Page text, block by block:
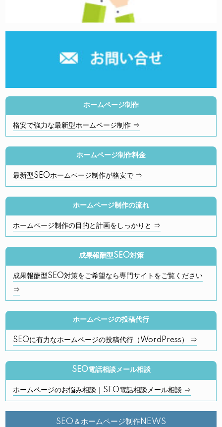
ホームページ制作
格安で強力な最新型ホームページ制作 ⇒
ホームページ制作料金
最新型SEOホームページ制作が格安で ⇒
ホームページ制作の流れ
ホームページ制作の目的と計画をしっかりと ⇒
成果報酬型SEO対策
成果報酬型SEO対策をご希望なら専門サイトをご覧ください
⇒
ホームページの投稿代行
SEOに有力なホームページの投稿代行（WordPress） ⇒
SEO電話相談メール相談
ホームページのお悩み相談｜SEO電話相談メール相談 ⇒
SEO＆ホームページ制作NEWS